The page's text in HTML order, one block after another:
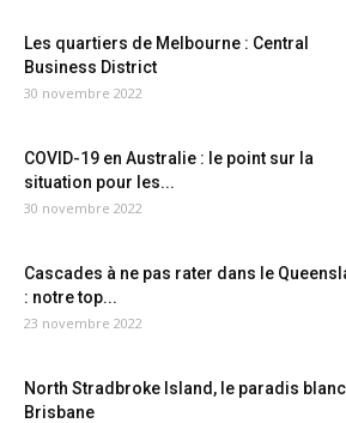
Les quartiers de Melbourne : Central
Business District
30 novembre 2022
COVID-19 en Australie : le point sur la
situation pour les...
30 novembre 2022
Cascades à ne pas rater dans le
: notre top...
23 novembre 2022
North Stradbroke Island, le paradis
Brisbane